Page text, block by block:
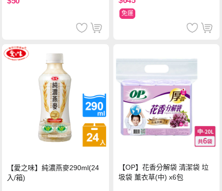
免運
【愛之味】純濃燕麥290ml(24
入/箱)
【OP】花香分解袋 清潔袋 垃
圾袋 薰衣草(中) x6包